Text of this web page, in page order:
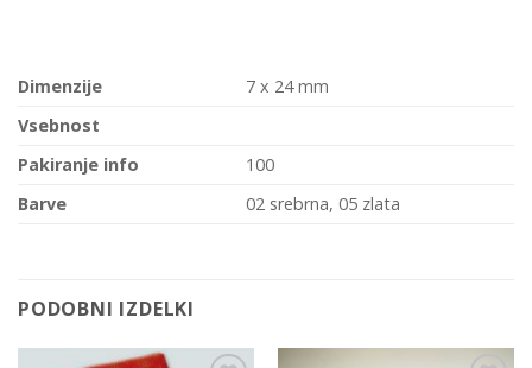
Dimenzije
7 x 24 mm
Vsebnost
Pakiranje info
100
Barve
02 srebrna, 05 zlata
PODOBNI IZDELKI